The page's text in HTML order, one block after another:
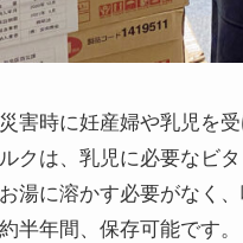
害時に妊産婦や乳児を
クは、乳児に必要なビ
湯に溶かす必要がなく
半年間、保存可能です。